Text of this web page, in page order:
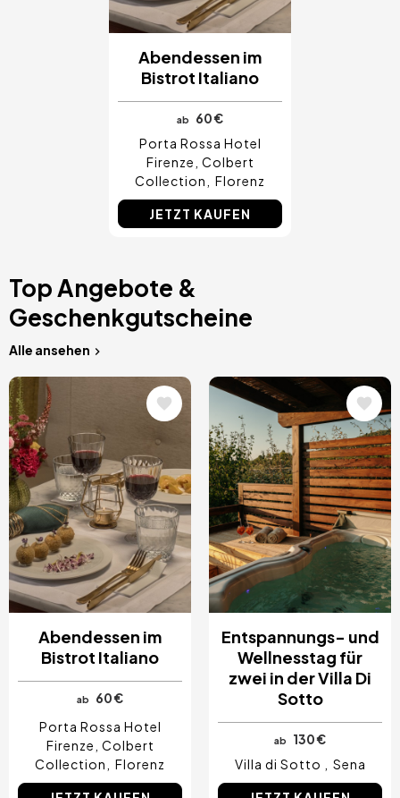
Abendessen im
Bistrot Italiano
ab
60 €
Porta Rossa Hotel
Firenze, Colbert
Collection
Florenz
JETZT KAUFEN
Top Angebote &
Geschenkgutscheine
Alle ansehen
Bild
Abendessen im
Bistrot Italiano
ab
60 €
Porta Rossa Hotel
Firenze, Colbert
Collection
Florenz
Bild
Entspannungs- und
Wellnesstag für
zwei in der Villa Di
Sotto
ab
130 €
Villa di Sotto
Sena